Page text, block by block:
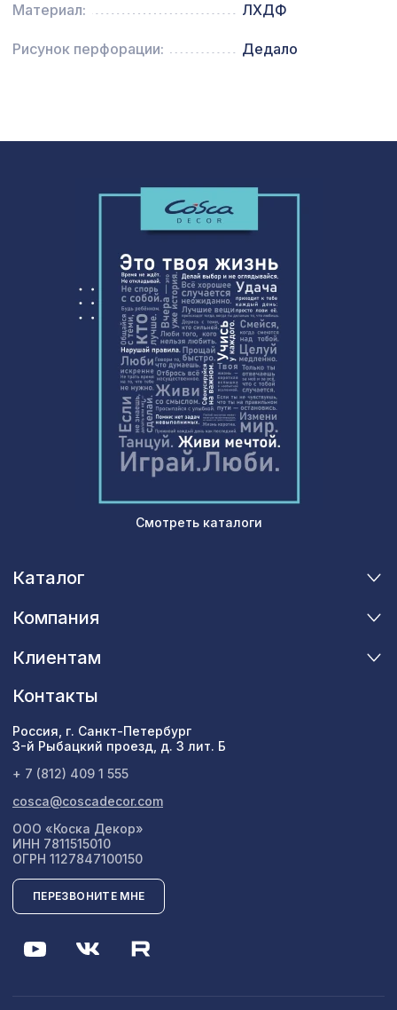
Материал: ЛХДФ
Рисунок перфорации: Дедало
Смотреть каталоги
Каталог
Компания
Клиентам
Контакты
Россия, г. Санкт-Петербург
3-й Рыбацкий проезд, д. 3 лит. Б
+ 7 (812) 409 1 555
cosca@coscadecor.com
ООО «Коска Декор»
ИНН 7811515010
ОГРН 1127847100150
ПЕРЕЗВОНИТЕ МНЕ